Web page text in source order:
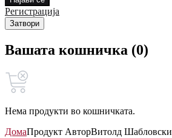
Регистрација
Затвори
Вашата кошничка (0)
Нема продукти во кошничката.
ДомаПродукт АвторВитолд Шабловски